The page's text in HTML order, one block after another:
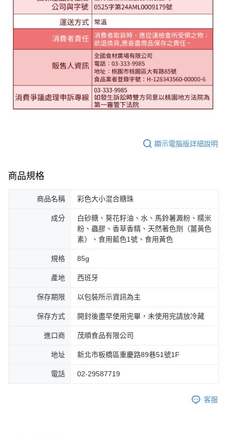
顯示電腦版詳細說明
商品規格
商品名稱 彩色大小混合糖珠
成分
白砂糖、葵花籽油、水、馬鈴薯澱粉、糯米
粉、蟲膠、香草香精、天然著色劑（薑黃色
素）、食用藍色1號、食用黃色
規格 85g
產地 西班牙
保存期限 以包裝所示資訊為主
保存方式 開封後盡早使用完畢，未使用完請放冷藏
進口商 茂順食品有限公司
地址 新北市板橋區重慶路89巷51號1F
電話 02-29587719
客服